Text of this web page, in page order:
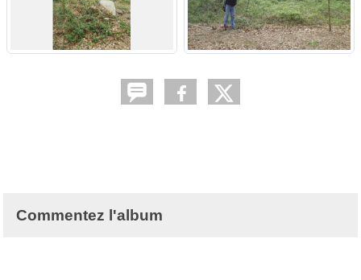
Commentez l'album